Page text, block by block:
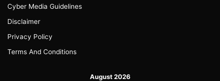
Cyber Media Guidelines
Disclaimer
Privacy Policy
Terms And Conditions
August 2026